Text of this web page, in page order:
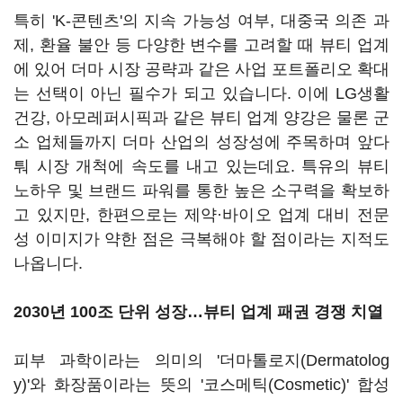
특히 'K-콘텐츠'의 지속 가능성 여부, 대중국 의존 과
제, 환율 불안 등 다양한 변수를 고려할 때 뷰티 업계
에 있어 더마 시장 공략과 같은 사업 포트폴리오 확대
는 선택이 아닌 필수가 되고 있습니다. 이에 LG생활
건강, 아모레퍼시픽과 같은 뷰티 업계 양강은 물론 군
소 업체들까지 더마 산업의 성장성에 주목하며 앞다
퉈 시장 개척에 속도를 내고 있는데요. 특유의 뷰티
노하우 및 브랜드 파워를 통한 높은 소구력을 확보하
고 있지만, 한편으로는 제약·바이오 업계 대비 전문
성 이미지가 약한 점은 극복해야 할 점이라는 지적도
나옵니다.
2030년 100조 단위 성장…뷰티 업계 패권 경쟁 치열
피부 과학이라는 의미의 '더마톨로지(Dermatolog
y)'와 화장품이라는 뜻의 '코스메틱(Cosmetic)' 합성